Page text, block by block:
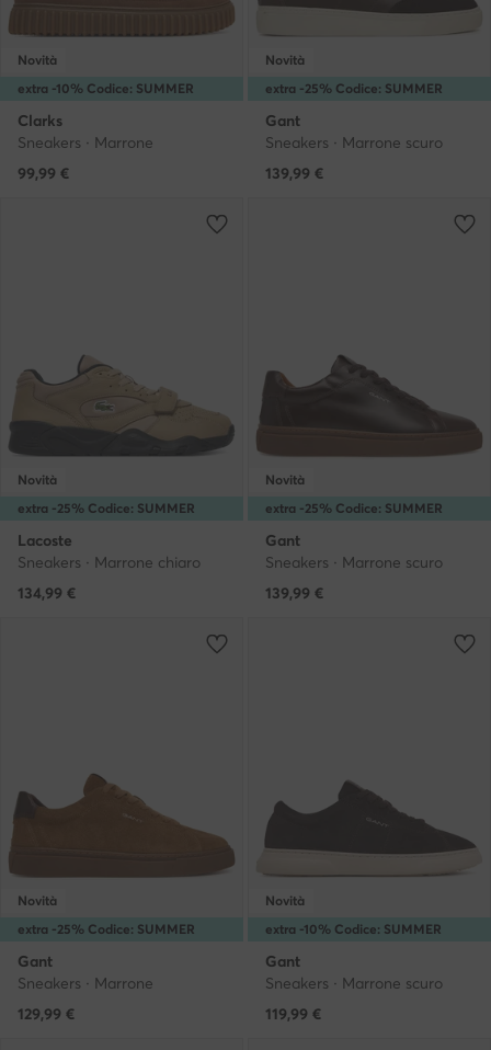
extra -10% Codice: SUMMER
Novità
Clarks
Sneakers · Marrone
99,99 €
extra -25% Codice: SUMMER
Novità
Gant
Sneakers · Marrone scuro
139,99 €
extra -25% Codice: SUMMER
Novità
Lacoste
Sneakers · Marrone chiaro
134,99 €
extra -25% Codice: SUMMER
Novità
Gant
Sneakers · Marrone scuro
139,99 €
extra -25% Codice: SUMMER
Novità
Gant
Sneakers · Marrone
129,99 €
extra -10% Codice: SUMMER
Novità
Gant
Sneakers · Marrone scuro
119,99 €